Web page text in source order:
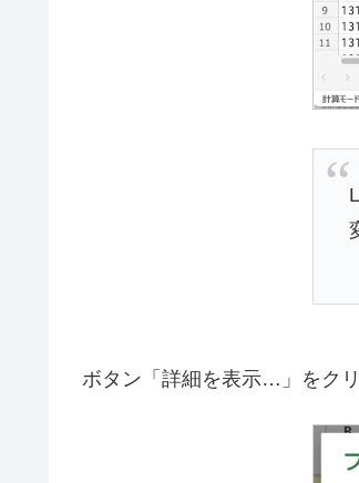
ボタン「詳細を表示…」をク